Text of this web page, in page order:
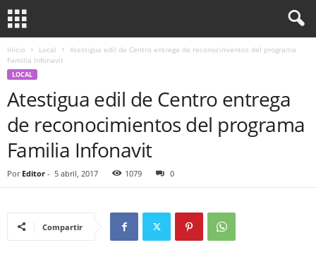
Inicio Local
Atestigua edil de Centro entrega de reconocimientos del programa
Familia Infonavit
LOCAL
Atestigua edil de Centro entrega
de reconocimientos del programa
Familia Infonavit
Por Editor - 5 abril, 2017 1079 0
Compartir